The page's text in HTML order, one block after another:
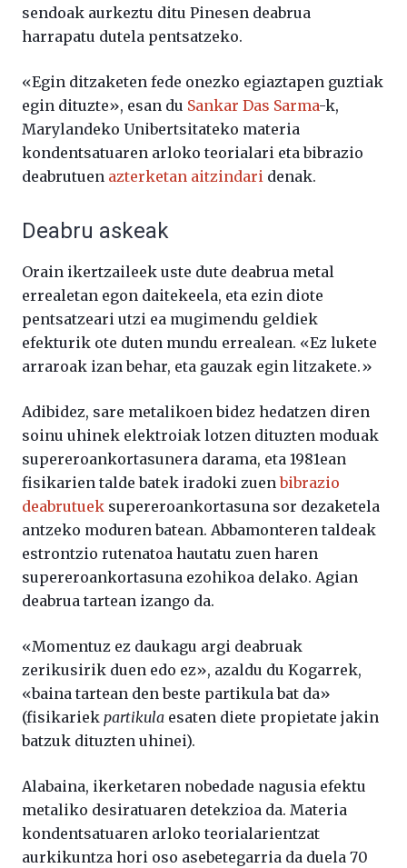
sendoak aurkeztu ditu Pinesen deabrua
harrapatu dutela pentsatzeko.
«Egin ditzaketen fede onezko egiaztapen guztiak
egin dituzte», esan du Sankar Das Sarma-k,
Marylandeko Unibertsitateko materia
kondentsatuaren arloko teorialari eta bibrazio
deabrutuen azterketan aitzindari denak.
Deabru askeak
Orain ikertzaileek uste dute deabrua metal
errealetan egon daitekeela, eta ezin diote
pentsatzeari utzi ea mugimendu geldiek
efekturik ote duten mundu errealean. «Ez lukete
arraroak izan behar, eta gauzak egin litzakete.»
Adibidez, sare metalikoen bidez hedatzen diren
soinu uhinek elektroiak lotzen dituzten moduak
supereroankortasunera darama, eta 1981ean
fisikarien talde batek iradoki zuenbibrazio
deabrutuek supereroankortasuna sor dezaketela
antzeko moduren batean. Abbamonteren taldeak
estrontzio rutenatoa hautatu zuen haren
supereroankortasuna ezohikoa delako. Agian
deabrua tartean izango da.
«Momentuz ez daukagu argi deabruak
zerikusirik duen edo ez», azaldu du Kogarrek,
«baina tartean den beste partikula bat da»
(fisikariek partikula esaten diete propietate jakin
batzuk dituzten uhinei).
Alabaina, ikerketaren nobedade nagusia efektu
metaliko desiratuaren detekzioa da. Materia
kondentsatuaren arloko teorialarientzat
aurkikuntza hori oso asebetegarria da duela 70